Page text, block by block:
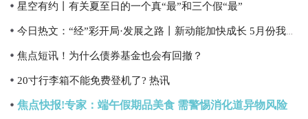
星空有约丨有关夏至日的一个真“最”和三个假“最”
今日热文：“经”彩开局·发展之路丨新动能加快成长 5月份我国经济发展向新向优
焦点短讯！为什么债券基金也会有回撤？
20寸行李箱不能免费登机了? 热讯
焦点快报!专家：端午假期品美食 需警惕消化道异物风险